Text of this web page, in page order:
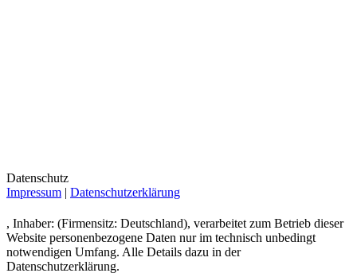
Datenschutz
Impressum | Datenschutzerklärung
, Inhaber: (Firmensitz: Deutschland), verarbeitet zum Betrieb dieser
Website personenbezogene Daten nur im technisch unbedingt
notwendigen Umfang. Alle Details dazu in der
Datenschutzerklärung.